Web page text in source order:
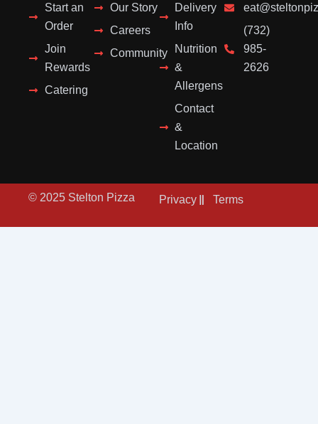
Start an
Order
Join
Rewards
Catering
Our Story
Careers
Community
Delivery
Info
Nutrition
&
Allergens
Contact
&
Location
(732)
985-
2626
© 2025 Stelton Pizza Privacy Terms